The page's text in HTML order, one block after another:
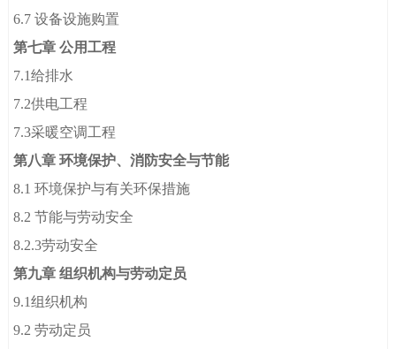
6.7 设备设施购置
第七章 公用工程
7.1给排水
7.2供电工程
7.3采暖空调工程
第八章 环境保护、消防安全与节能
8.1 环境保护与有关环保措施
8.2 节能与劳动安全
8.2.3劳动安全
第九章 组织机构与劳动定员
9.1组织机构
9.2 劳动定员